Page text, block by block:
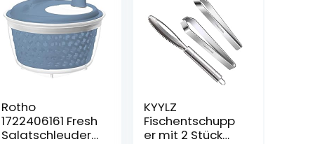
Rotho
1722406161 Fresh
Salatschleuder,
KYYLZ
Fischentschupp
er mit 2 Stück